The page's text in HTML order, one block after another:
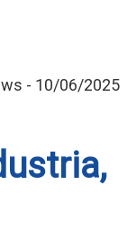
- 10/06/2025